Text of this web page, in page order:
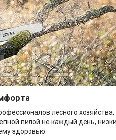
лесного хозяйства,
пилой не каждый день,
здоровью.